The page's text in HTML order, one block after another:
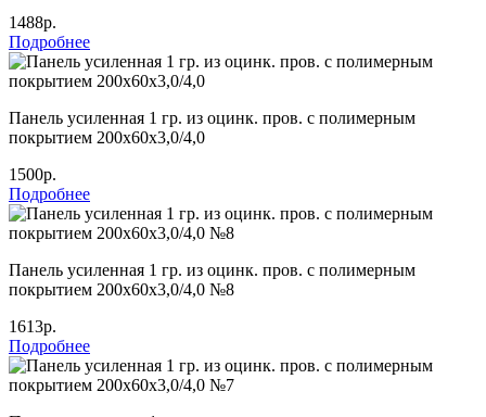
1488р.
Подробнее
Панель усиленная 1 гр. из оцинк. пров. с полимерным
покрытием 200х60х3,0/4,0
1500р.
Подробнее
Панель усиленная 1 гр. из оцинк. пров. с полимерным
покрытием 200х60х3,0/4,0 №8
1613р.
Подробнее